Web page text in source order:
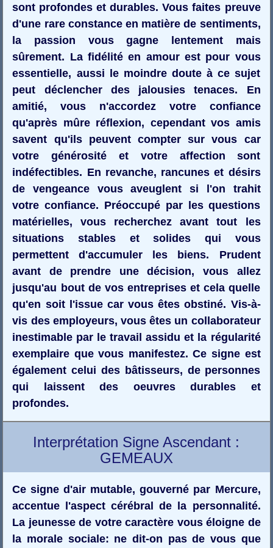
sont profondes et durables. Vous faites preuve
d'une rare constance en matière de sentiments,
la passion vous gagne lentement mais
sûrement. La fidélité en amour est pour vous
essentielle, aussi le moindre doute à ce sujet
peut déclencher des jalousies tenaces. En
amitié, vous n'accordez votre confiance
qu'après mûre réflexion, cependant vos amis
savent qu'ils peuvent compter sur vous car
votre générosité et votre affection sont
indéfectibles. En revanche, rancunes et désirs
de vengeance vous aveuglent si l'on trahit
votre confiance. Préoccupé par les questions
matérielles, vous recherchez avant tout les
situations stables et solides qui vous
permettent d'accumuler les biens. Prudent
avant de prendre une décision, vous allez
jusqu'au bout de vos entreprises et cela quelle
qu'en soit l'issue car vous êtes obstiné. Vis-à-
vis des employeurs, vous êtes un collaborateur
inestimable par le travail assidu et la régularité
exemplaire que vous manifestez. Ce signe est
également celui des bâtisseurs, de personnes
qui laissent des oeuvres durables et
profondes.
Interprétation Signe Ascendant :
GEMEAUX
Ce signe d'air mutable, gouverné par Mercure,
accentue l'aspect cérébral de la personnalité.
La jeunesse de votre caractère vous éloigne de
la morale sociale: ne dit-on pas de vous que